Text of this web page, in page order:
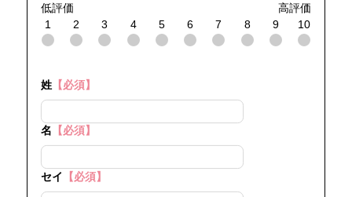
低評価
高評価
1
2 3 4 5 6 7 8 9 10
姓【必須】
名 【必須】
セイ 【必須】